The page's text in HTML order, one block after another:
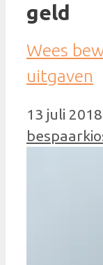
geld
Wees
uitgaven
13 juli 2018